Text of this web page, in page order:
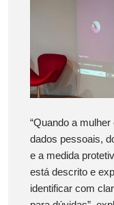
“Quando a
dados pessoais,
e a medida
está descrito e
identificar com